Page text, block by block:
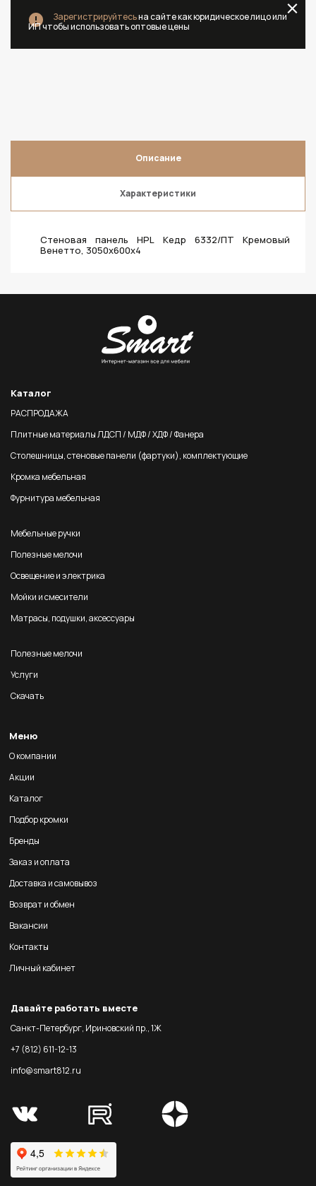
Зарегистрируйтесьна сайте как юридическое лицо или
ИП чтобы использовать оптовые цены
Описание
Характеристики
Стеновая панель HPL Кедр 6332/ПТ Кремовый
Венетто, 3050х600х4
Каталог
РАСПРОДАЖА
Плитные материалы ЛДСП / МДФ / ХДФ / Фанера
Столешницы, стеновые панели (фартуки), комплектующие
Кромка мебельная
Фурнитура мебельная
Мебельные ручки
Полезные мелочи
Освещение и электрика
Мойки и смесители
Матрасы, подушки, аксессуары
Полезные мелочи
Услуги
Скачать
Меню
О компании
Акции
Каталог
Подбор кромки
Бренды
Заказ и оплата
Доставка и самовывоз
Возврат и обмен
Вакансии
Контакты
Личный кабинет
Давайте работать вместе
Санкт-Петербург, Ириновский пр., 1Ж
+7 (812) 611-12-13
info@smart812.ru